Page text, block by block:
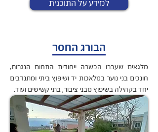
למידע על התוכנית
הבורג החסר
מלגאים שעברו הכשרה ייחודית התחום הנגרות,
חונכים בני נוער במלאכות יד ושיפוץ ביתי ומתנדבים
יחד בקהילה בשיפוץ מבני ציבור, בתי קשישים ועוד.